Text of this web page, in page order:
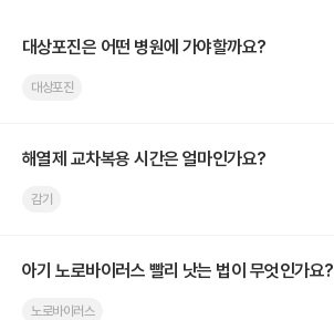
대상포진은 어떤 병원에 가야할까요?
대상포진
해열제 교차복용 시간은 얼마인가요?
감기
아기 노로바이러스 빨리 낫는 법이 무엇인가요?
노로바이러스